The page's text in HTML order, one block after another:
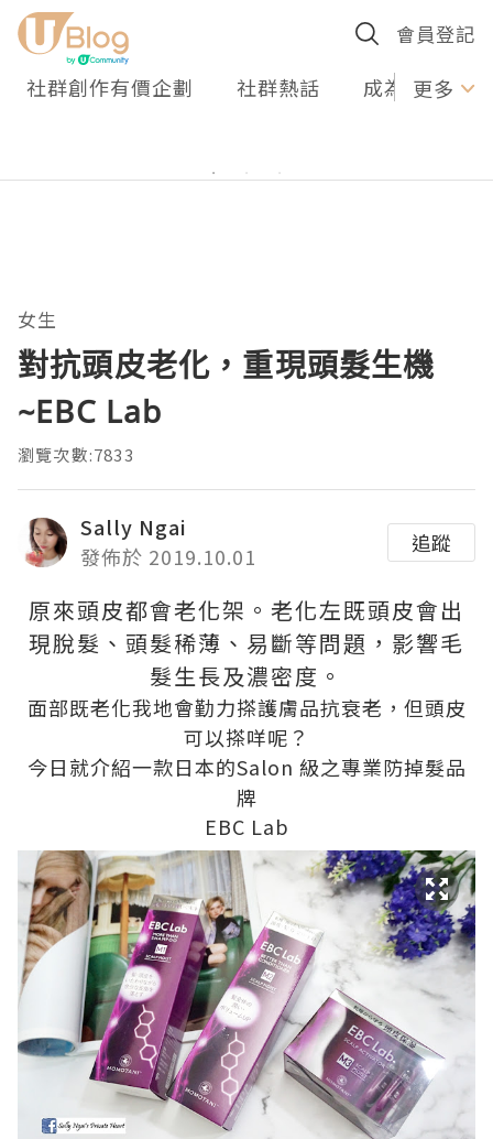
會員登記
社群創作有價企劃 社群熱話 成為U更多
女生
對抗頭皮老化，重現頭髮生機
~EBC Lab
瀏覽次數:7833
Sally Ngai
發佈於 2019.10.01
追蹤
原來頭皮都會老化架。老化左既頭皮會出
現脫髮、頭髮稀薄、易斷等問題，影響毛
髮生長及濃密度。
面部既老化我地會勤力搽護膚品抗衰老，但頭皮
可以搽咩呢？
今日就介紹一款日本的Salon 級之專業防掉髮品
牌
EBC Lab